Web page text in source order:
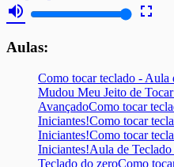
volume_up
fullscreen
Aulas:
Como tocar teclado - Aula
Mudou Meu Jeito de
AvançadoComo tocar
Iniciantes!Como tocar
Iniciantes!Como tocar
Iniciantes!Aula de
Teclado do zeroComo